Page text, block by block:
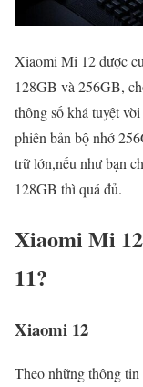
Xiaomi Mi 12 được
128GB và 256GB,
thông số khá tuyệt
phiên bản bộ nhớ
trữ lớn,nếu như bạn
128GB thì quá đủ.
Xiaomi Mi
11?
Xiaomi 12
Theo những thông